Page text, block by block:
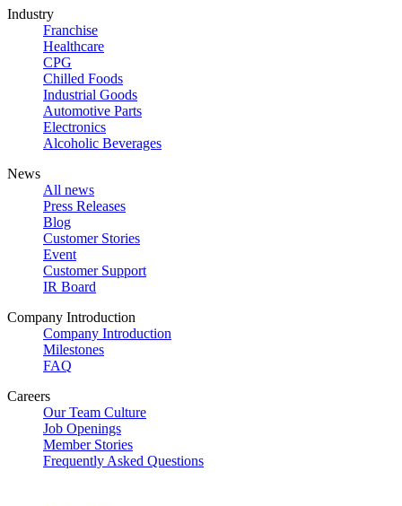
Industry
Franchise
Healthcare
CPG
Chilled Foods
Industrial Goods
Automotive Parts
Electronics
Alcoholic Beverages
News
All news
Press Releases
Blog
Customer Stories
Event
Customer Support
IR Board
Company Introduction
Company Introduction
Milestones
FAQ
Careers
Our Team Culture
Job Openings
Member Stories
Frequently Asked Questions